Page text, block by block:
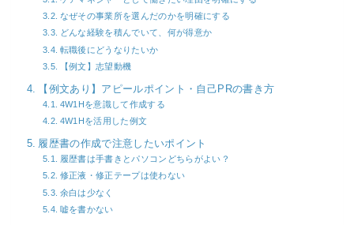
なぜその事業所を選んだのかを明確にする
どんな経験を積んでいて、何が得意か
転職後にどうなりたいか
【例文】志望動機
【例文あり】アピールポイント・自己PRの書き方
4W1Hを意識して作成する
4W1Hを活用した例文
履歴書の作成で注意したいポイント
履歴書は手書きとパソコンどちらがよい？
修正液・修正テープは使わない
余白は少なく
嘘を書かない